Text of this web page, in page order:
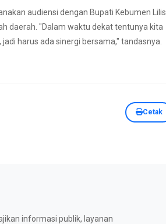
audiensi dengan Bupati Kebumen Lilis
daerah. "Dalam waktu dekat tentunya kita
harus ada sinergi bersama," tandasnya.
Cetak
informasi publik, layanan